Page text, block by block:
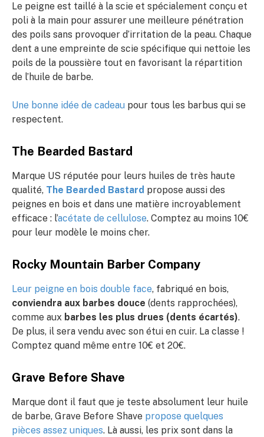
Le peigne est taillé à la scie et spécialement conçu et
poli à la main pour assurer une meilleure pénétration
des poils sans provoquer d’irritation de la peau. Chaque
dent a une empreinte de scie spécifique qui nettoie les
poils de la poussière tout en favorisant la répartition
de l’huile de barbe.
Une bonne idée de cadeau pour tous les barbus qui se
respectent.
The Bearded Bastard
Marque US réputée pour leurs huiles de très haute
qualité, The Bearded Bastard propose aussi des
peignes en bois et dans une matière incroyablement
efficace : l’acétate de cellulose. Comptez au moins 10€
pour leur modèle le moins cher.
Rocky Mountain Barber Company
Leur peigne en bois double face, fabriqué en bois,
conviendra aux barbes douce (dents rapprochées),
comme aux barbes les plus drues (dents écartés).
De plus, il sera vendu avec son étui en cuir. La classe !
Comptez quand même entre 10€ et 20€.
Grave Before Shave
Marque dont il faut que je teste absolument leur huile
de barbe, Grave Before Shave propose quelques
pièces assez uniques. Là aussi, les prix sont dans la